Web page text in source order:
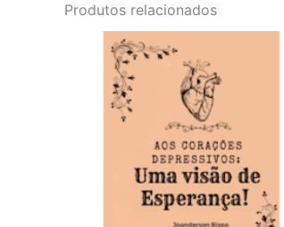
Produtos relacionados